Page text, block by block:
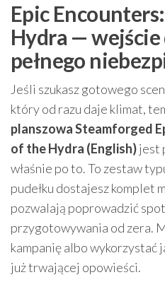
Epic
Hydra — wejście
pełnego
Jeśli szukasz gotowego
który od razu daje klimat,
planszowa Steamforged
of the Hydra (English)jest
właśnie po to. To zestaw
pudełku dostajesz komplet
pozwalają poprowadzić
przygotowywania od zera.
kampanię albo wykorzystać
już trwającej opowieści.